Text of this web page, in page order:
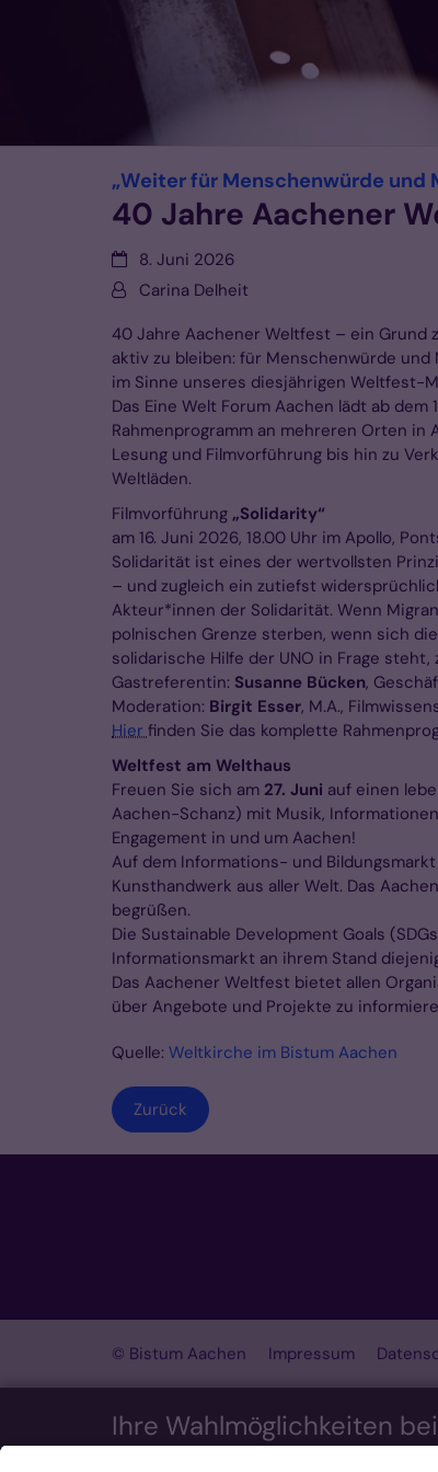
Ihre Wahlmöglichkeiten
„Weiter für Menschenwürde
40 Jahre Aachener
Datum:8. Juni 2026
Von:Carina Delheit
40 Jahre Aachener Weltfest – ein Grund
aktiv zu bleiben: für Menschenwürde
im Sinne unseres diesjährigen Weltfest-
Das Eine Welt Forum Aachen lädt ab dem
Rahmenprogramm an mehreren Orten
Lesung und Filmvorführung bis hin zu
Weltläden.
Filmvorführung „Solidarity“
am 16. Juni 2026, 18.00 Uhr im Apollo,
Solidarität ist eines der wertvollsten
– und zugleich ein zutiefst
Akteur*innen der Solidarität. Wenn
polnischen Grenze sterben, wenn sich
solidarische Hilfe der UNO in Frage
Gastreferentin: Susanne Bücken,
Moderation: Birgit Esser, M.A.,
Hierfinden Sie das komplette
Weltfest am Welthaus
Freuen Sie sich am 27. Juni auf einen
Aachen-Schanz) mit Musik,
Engagement in und um Aachen!
Auf dem Informations- und
Kunsthandwerk aus aller Welt. Das
begrüßen.
Die Sustainable Development Goals
Informationsmarkt an ihrem Stand
Das Aachener Weltfest bietet allen
über Angebote und Projekte zu
Quelle: Weltkirche im Bistum Aachen
Zurück
© Bistum Aachen Impressum